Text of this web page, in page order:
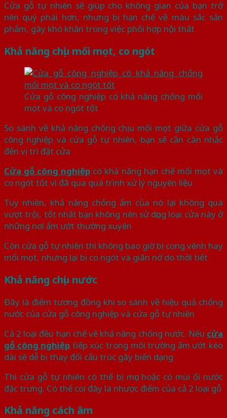
Cửa gỗ tự nhiên sẽ giúp cho không gian của bạn trở
nên quý phái hơn, nhưng bị hạn chế về màu sắc sản
phẩm, gây khó khăn trong việc phối hợp nội thất
Khả năng chịu mối mọt, co ngót
Cửa gỗ công nghiệp có khả năng chống mối
mọt và co ngót tốt
So sánh về khả năng chống chịu mối mọt giữa cửa gỗ
công nghiệp và cửa gỗ tự nhiên, bạn sẽ cần cân nhắc
đến vị trí đặt cửa
Cửa gỗ công nghiệp có khả năng hạn chế mối mọt và
co ngót tốt vì đã qua quá trình xử lý nguyên liệu
Tuy nhiên, khả năng chống ẩm của nó lại không quá
vượt trội, tốt nhất bạn không nên sử dụng loại cửa này ở
những nơi ẩm ướt thường xuyên
Còn cửa gỗ tự nhiên thì không bao giờ bị cong vênh hay
mối mọt, nhưng lại bị co ngót và giãn nở do thời tiết
Khả năng chịu nước
Đây là điểm tương đồng khi so sánh về hiệu quả chống
nước của cửa gỗ công nghiệp và cửa gỗ tự nhiên
Cả 2 loại đều hạn chế về khả năng chống nước. Nếu cửa
gỗ công nghiệp tiếp xúc trong môi trường ẩm ướt kéo
dài sẽ dễ bị thay đổi cấu trúc gây biến dạng
Thì cửa gỗ tự nhiên có thể bị mục hoặc có mùi ối nước
đặc trưng. Có thể coi đây là nhược điểm của cả 2 loại gỗ
Khả năng cách âm